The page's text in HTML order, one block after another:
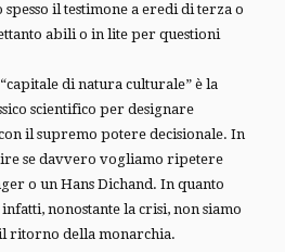
il testimone a eredi di terza o
abili o in lite per questioni
di natura culturale” è la
scientifico per designare
il supremo potere decisionale. In
se davvero vogliamo ripetere
o un Hans Dichand. In quanto
nonostante la crisi, non siamo
ritorno della monarchia.